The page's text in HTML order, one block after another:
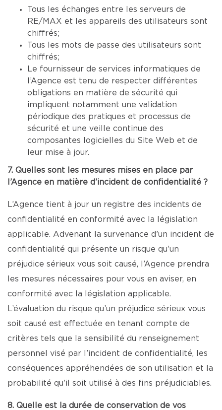
Tous les échanges entre les serveurs de
RE/MAX et les appareils des utilisateurs sont
chiffrés;
Tous les mots de passe des utilisateurs sont
chiffrés;
Le fournisseur de services informatiques de
l’Agence est tenu de respecter différentes
obligations en matière de sécurité qui
impliquent notamment une validation
périodique des pratiques et processus de
sécurité et une veille continue des
composantes logicielles du Site Web et de
leur mise à jour.
7. Quelles sont les mesures mises en place par
l’Agence en matière d’incident de confidentialité ?
L’Agence tient à jour un registre des incidents de
confidentialité en conformité avec la législation
applicable. Advenant la survenance d’un incident de
confidentialité qui présente un risque qu’un
préjudice sérieux vous soit causé, l’Agence prendra
les mesures nécessaires pour vous en aviser, en
conformité avec la législation applicable.
L’évaluation du risque qu’un préjudice sérieux vous
soit causé est effectuée en tenant compte de
critères tels que la sensibilité du renseignement
personnel visé par l’incident de confidentialité, les
conséquences appréhendées de son utilisation et la
probabilité qu’il soit utilisé à des fins préjudiciables.
8. Quelle est la durée de conservation de vos